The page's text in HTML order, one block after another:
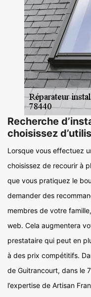
Recherche
choisissez
Lorsque vous effectuez
choisissez de recourir à
que vous pratiquez le
demander des
membres de votre
web. Cela augmentera
prestataire qui peut en
à des prix compétitifs.
de Guitrancourt, dans le
l’expertise de Artisan